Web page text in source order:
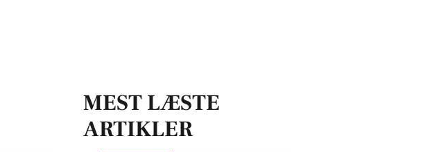
MEST LÆSTE
ARTIKLER